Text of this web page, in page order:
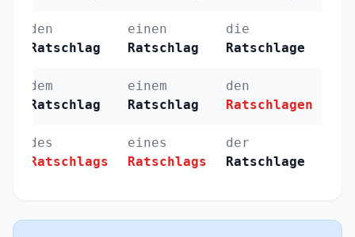
den
Ratschlag
einen
Ratschlag
die
Ratschlage
dem
Ratschlag
einem
Ratschlag
den
Ratschlagen
des
Ratschlags
eines
Ratschlags
der
Ratschlage